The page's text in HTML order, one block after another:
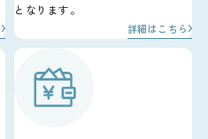
となります。
詳細はこちら